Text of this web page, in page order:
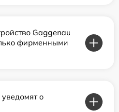
Gaggenau
фирменными
о